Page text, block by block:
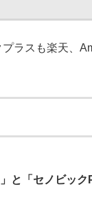
ラスも楽天、
」と「セノビッ